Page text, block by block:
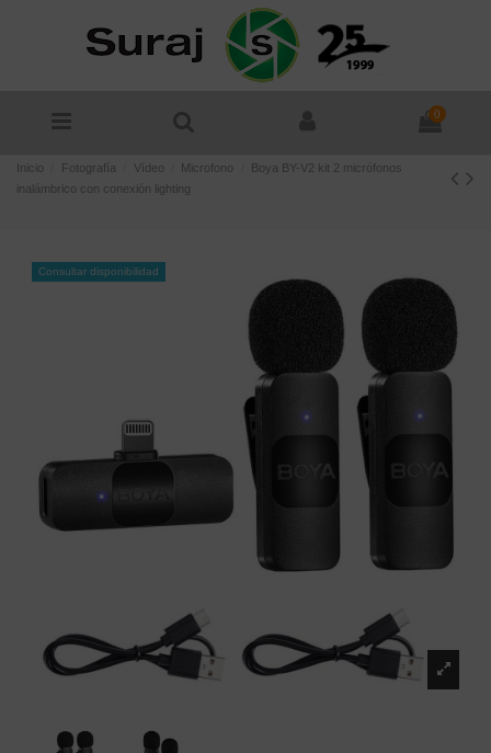
0
Inicio Fotografía Vídeo Microfono
Boya BY-V2 kit 2 micrófonos
inalámbrico con conexión lighting
Consultar disponibilidad